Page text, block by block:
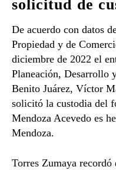
solicitud de
De acuerdo con datos
Propiedad y de
diciembre de 2022 el
Planeación, Desarrollo
Benito Juárez, Víctor
solicitó la custodia del
Mendoza Acevedo es
Mendoza.
Torres Zumaya